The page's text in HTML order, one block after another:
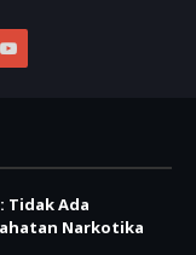
Tidak Ada
Narkotika